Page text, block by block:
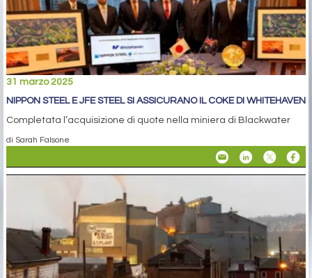
31 marzo 2025
NIPPON STEEL E JFE STEEL SI ASSICURANO IL COKE DI WHITEHAVEN
Completata l’acquisizione di quote nella miniera di Blackwater
di Sarah Falsone